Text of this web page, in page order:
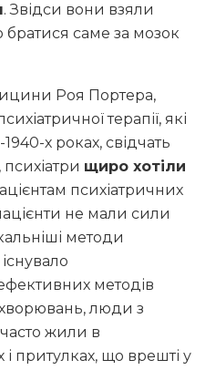
. Звідси вони взяли
саме за мозок
Роя Портера,
терапії, які
х роках, свідчать
щиро хотіли
психіатричних
не мали сили
методи
методів
люди з
жили в
і притулках, що врешті у